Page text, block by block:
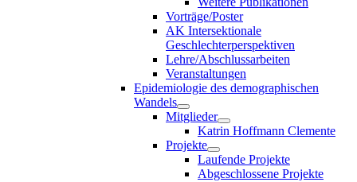
Vorträge/Poster
AK Intersektionale
Geschlechterperspektiven
Lehre/Abschlussarbeiten
Veranstaltungen
Epidemiologie des demographischen
Wandels
Mitglieder
Katrin Hoffmann Clemente
Projekte
Laufende Projekte
Abgeschlossene Projekte